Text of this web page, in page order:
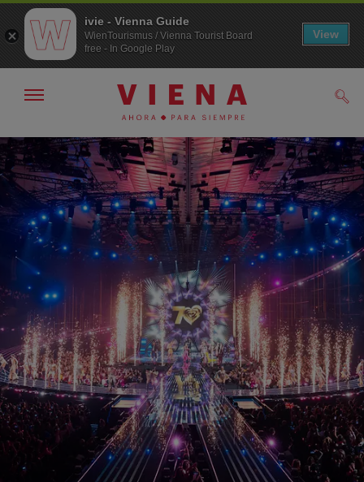
A
la
navegación
Al
contenido
Mostrar/ocultar
ivie - Vienna Guide
WienTourismus / Vienna Tourist Board
free - In Google Play
View